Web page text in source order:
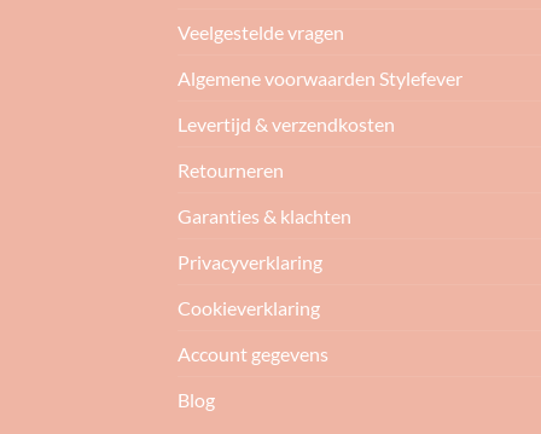
Veelgestelde vragen
Algemene voorwaarden Stylefever
Levertijd & verzendkosten
Retourneren
Garanties & klachten
Privacyverklaring
Cookieverklaring
Account gegevens
Blog